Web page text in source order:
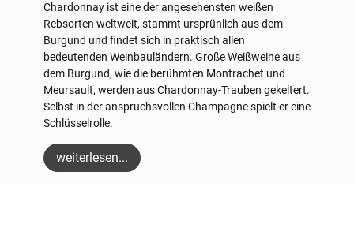
Chardonnay ist eine der angesehensten weißen
Rebsorten weltweit, stammt ursprünlich aus dem
Burgund und findet sich in praktisch allen
bedeutenden Weinbauländern. Große Weißweine aus
dem Burgund, wie die berühmten Montrachet und
Meursault, werden aus Chardonnay-Trauben gekeltert.
Selbst in der anspruchsvollen Champagne spielt er eine
Schlüsselrolle.
weiterlesen...